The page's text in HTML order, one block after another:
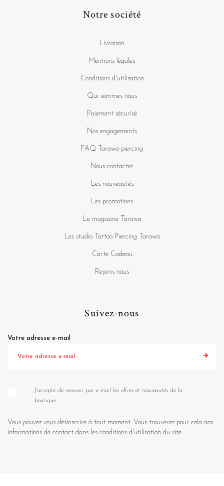
Notre société
Livraison
Mentions légales
Conditions d'utilisation
Qui sommes nous
Paiement sécurisé
Nos engagements
FAQ Tarawa piercing
Nous contacter
Les nouveautés
Les promotions
Le magazine Tarawa
Les studio Tattoo Piercing Tarawa
Carte Cadeau
Rejoins nous
Suivez-nous
Votre adresse e-mail
J'accepte de recevoir par e-mail les offres et nouveautés de la
boutique
Vous pouvez vous désinscrire à tout moment. Vous trouverez pour cela nos
informations de contact dans les conditions d'utilisation du site.